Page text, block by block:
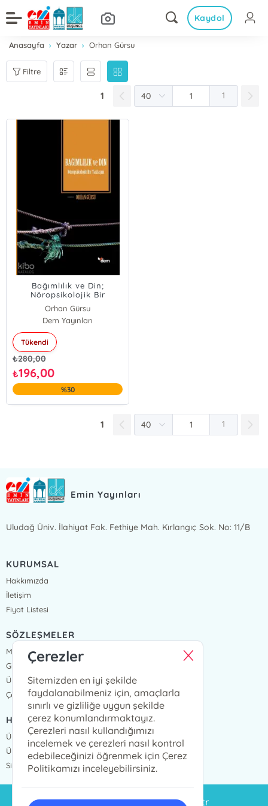
Kaydol
Anasayfa Yazar Orhan Gürsu
Filtre
1 1
Bağımlılık ve Din;
Nöropsikolojik Bir
Yaklaşım
Orhan Gürsu
Dem Yayınları
Tükendi
₺280,00
₺196,00
%30
1 1
Emin Yayınları
Uludağ Üniv. İlahiyat Fak. Fethiye Mah. Kırlangıç Sok. No: 11/B
KURUMSAL
Hakkımızda
İletişim
Fiyat Listesi
SÖZLEŞMELER
Mesafeli Satış Sözleşmesi
Gizlilik Sözleşmesi
Üyelik Sözleşmesi
Çerez Politikası
HIZLI ERİŞİM
Üye Ol
Üye Giriş
Sipariş Takip
siparis@eminyayinlari.com.tr
Çerezler
Sitemizden en iyi şekilde
faydalanabilmeniz için, amaçlarla
sınırlı ve gizliliğe uygun şekilde
çerez konumlandırmaktayız.
Çerezleri nasıl kullandığımızı
incelemek ve çerezleri nasıl kontrol
edebileceğinizi öğrenmek için Çerez
Politikamızı inceleyebilirsiniz.